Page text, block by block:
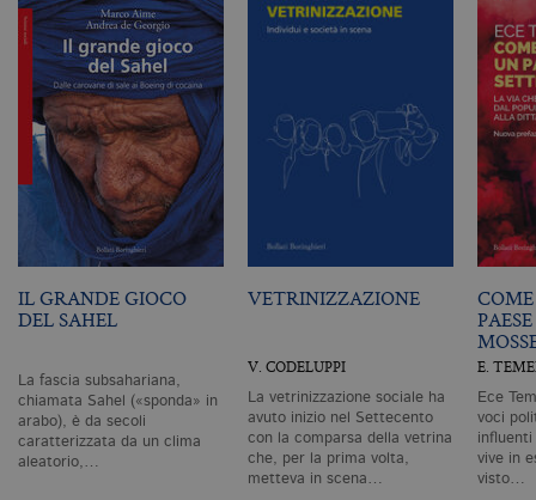
IL GRANDE GIOCO
DEL SAHEL
La fascia subsahariana,
chiamata Sahel («sponda» in
arabo), è da secoli
caratterizzata da un clima
aleatorio,…
VETRINIZZAZIONE
V. CODELUPPI
La vetrinizzazione sociale ha
avuto inizio nel Settecento
con la comparsa della vetrina
che, per la prima volta,
metteva in scena…
E.
Ece
voci
influenti
vive in
visto…